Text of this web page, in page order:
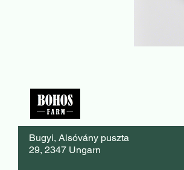
Bugyi, Alsóvány puszta
29, 2347 Ungarn